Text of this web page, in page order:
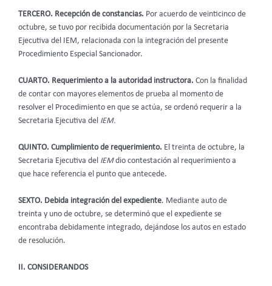
TERCERO. Recepción de constancias. Por acuerdo de veinticinco de
octubre, se tuvo por recibida documentación por la Secretaria
Ejecutiva del IEM, relacionada con la integración del presente
Procedimiento Especial Sancionador.
CUARTO. Requerimiento a la autoridad instructora. Con la finalidad
de contar con mayores elementos de prueba al momento de
resolver el Procedimiento en que se actúa, se ordenó requerir a la
Secretaria Ejecutiva del IEM.
QUINTO. Cumplimiento de requerimiento. El treinta de octubre, la
Secretaria Ejecutiva del IEMdio contestación al requerimiento a
que hace referencia el punto que antecede.
SEXTO. Debida integración del expediente. Mediante auto de
treinta y uno de octubre, se determinó que el expediente se
encontraba debidamente integrado, dejándose los autos en estado
de resolución.
II. CONSIDERANDOS